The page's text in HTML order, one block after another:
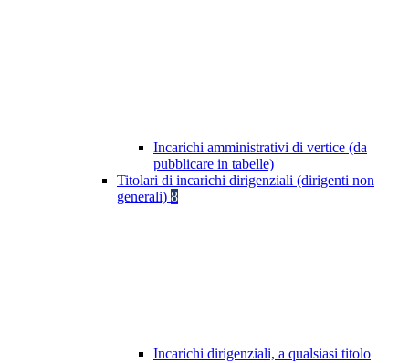
Incarichi amministrativi di vertice (da
pubblicare in tabelle)
Titolari di incarichi dirigenziali (dirigenti non
generali) 8
Incarichi dirigenziali, a qualsiasi titolo